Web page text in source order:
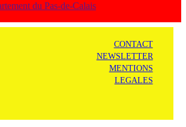
du Pas-de-Calais
CONTACT
NEWSLETTER
MENTIONS
LEGALES